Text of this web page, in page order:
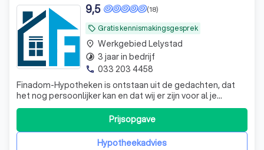
local_offer Gratis kennismakingsgesprek
(18)
9,5
Finadom-Hypotheken is ontstaan uit de gedachten, dat
het nog persoonlijker kan en dat wij er zijn voor al je
financiële vraagstukken. Jouw situatie verdiend niet alleen
maatwerk op een bepaald moment in je leven, maar juist
gedurende jouw hele leven. Een band opbouwen met
elkaar voor de lange termijHypotheekadvies
Prijsopgave
place Werkgebied Lelystad
timelapse 3 jaar in bedrijf
phone 033 203 4458